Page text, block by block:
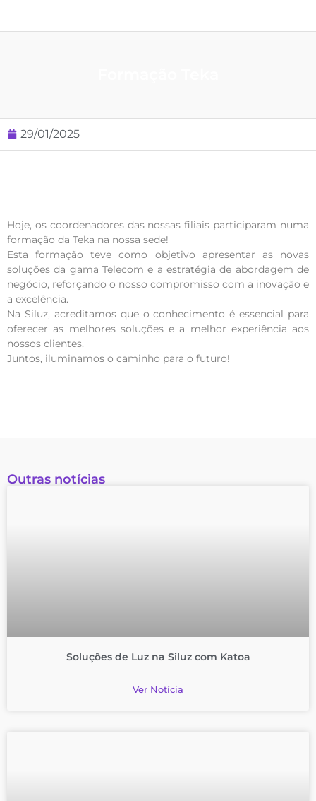
29/01/2025
Hoje, os coordenadores das nossas filiais participaram numa
formação da Teka na nossa sede!
Esta formação teve como objetivo apresentar as novas
soluções da gama Telecom e a estratégia de abordagem de
negócio, reforçando o nosso compromisso com a inovação e
a excelência.
Na Siluz, acreditamos que o conhecimento é essencial para
oferecer as melhores soluções e a melhor experiência aos
nossos clientes.
Juntos, iluminamos o caminho para o futuro!
Outras notícias
Soluções de Luz na Siluz com Katoa
Ver Notícia